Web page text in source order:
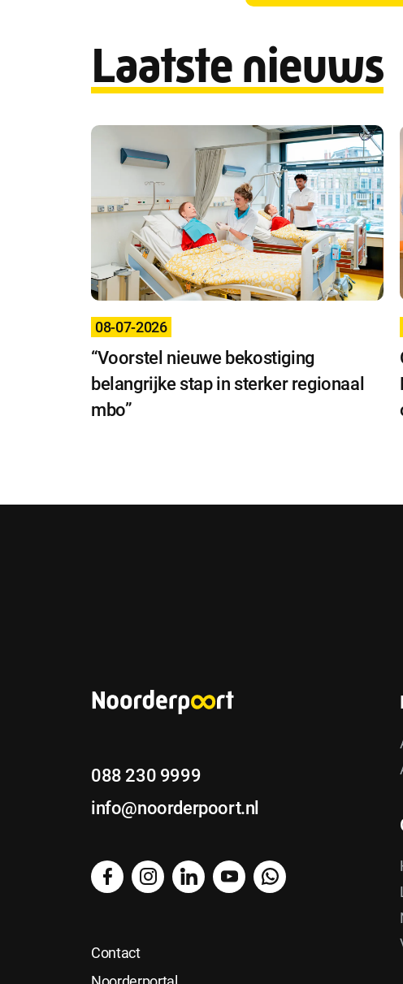
Laatste nieuws
“Voorstel nieuwe bekostiging
belangrijke stap in sterker regionaal
mbo”
08-07-2026
088 230 9999
info@noorderpoort.nl
facebookinstagramlinkedinYouTubeWhatsApp
Contact